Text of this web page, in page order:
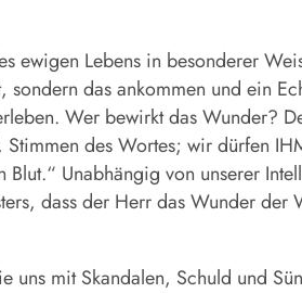
Lebens in besonderer
das ankommen und ein
Wer bewirkt das Wunder?
des Wortes; wir dürfen
Unabhängig von unserer
dass der Herr das Wunder der
mit Skandalen, Schuld und